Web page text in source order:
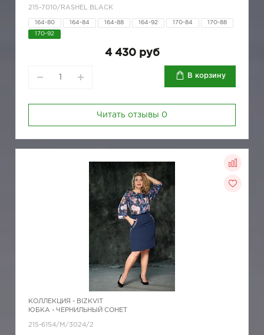
215-7010/RASHEL BLACK
164-80 164-84 164-88 164-92 170-84 170-88
170-92
4 430 руб
В корзину
Читать отзывы 0
КОЛЛЕКЦИЯ - BIZKVIT
ЮБКА - ЧЕРНИЛЬНЫЙ СОНЕТ
215-6154/М/3024/2